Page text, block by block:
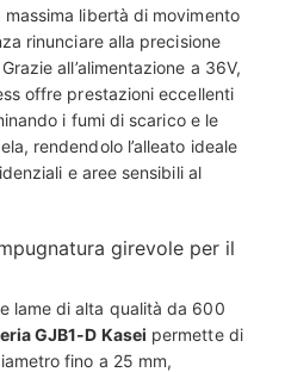
libertà di movimento
rinunciare alla precisione
all’alimentazione a 36V,
offre prestazioni eccellenti
i fumi di scarico e le
rendendolo l’alleato ideale
e aree sensibili al
girevole per il
lame di alta qualità da 600
GJB1-D Kasei permette di
fino a 25 mm,